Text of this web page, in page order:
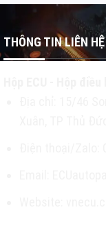
THÔNG TIN LIÊN HỆ